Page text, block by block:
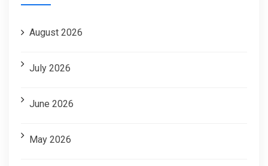
August 2026
July 2026
June 2026
May 2026